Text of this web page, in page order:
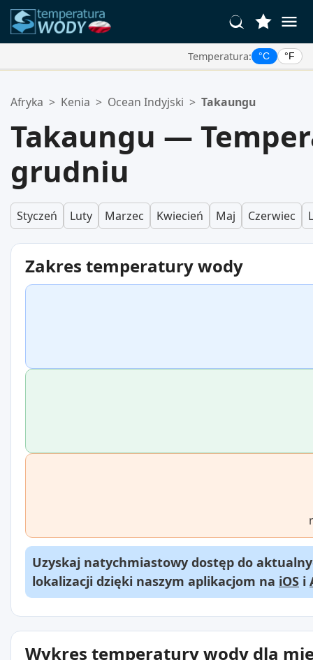
Temperatura: °C °F
Twoja lista ulubionych jest pusta.
Afryka > Kenia > Ocean Indyjski > Takaungu
Takaungu —
grudniu
Styczeń Luty Marzec Kwiecień Maj Czerwiec
Zakres temperatury wody
Uzyskaj natychmiastowy dostęp do
lokalizacji dzięki naszym aplikacjom na iOS i
Wykres temperatury wody dla